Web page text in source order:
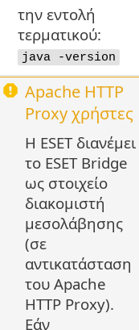
την εντολή
τερματικού:
java -version
Apache HTTP
Proxyχρήστες
Η ESET διανέμει
το ESET Bridge
ως στοιχείο
διακομιστή
μεσολάβησης
(σε
αντικατάσταση
του Apache
HTTP Proxy).
Εάν